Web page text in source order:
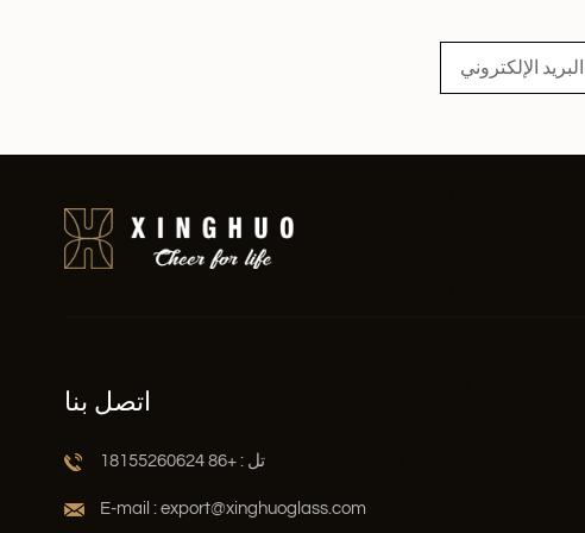
اتصل بنا
تل : +86 18155260624
E-mail : export@xinghuoglass.com